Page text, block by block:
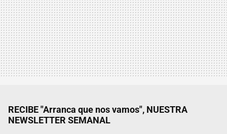
RECIBE "Arranca que nos vamos", NUESTRA
NEWSLETTER SEMANAL